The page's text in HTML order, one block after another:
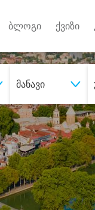
ბლოგი ქვიზი
მანავი